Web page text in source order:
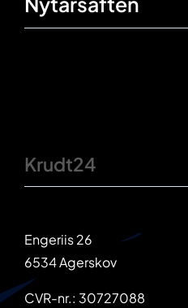
Krudt24
Engeriis 26
6534 Agerskov
CVR-nr.: 30727088